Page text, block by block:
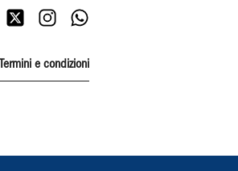
Termini e condizioni